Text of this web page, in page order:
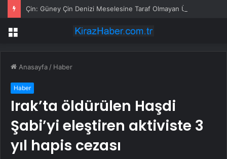
Menü
Anasayfa / Haber
Haber
Irak’ta öldürülen Haşdi
Şabi’yi eleştiren aktiviste 3
yıl hapis cezası